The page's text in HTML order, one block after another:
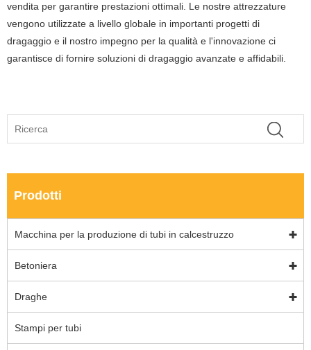
vendita per garantire prestazioni ottimali. Le nostre attrezzature
vengono utilizzate a livello globale in importanti progetti di
dragaggio e il nostro impegno per la qualità e l'innovazione ci
garantisce di fornire soluzioni di dragaggio avanzate e affidabili.
Prodotti
Macchina per la produzione di tubi in calcestruzzo
Betoniera
Draghe
Stampi per tubi